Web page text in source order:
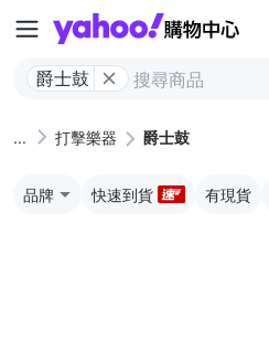
爵士鼓
打擊樂器 爵士鼓
品牌 快速到貨 有現貨